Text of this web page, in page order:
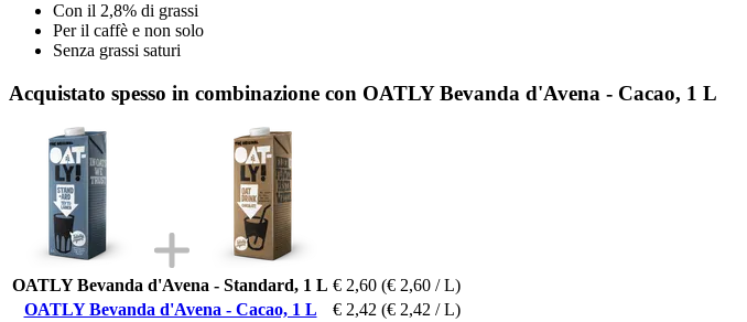
Con il 2,8% di grassi
Per il caffè e non solo
Senza grassi saturi
Acquistato spesso in combinazione con OATLY Bevanda d'Avena - Cacao, 1 L
OATLY Bevanda d'Avena - Standard, 1 L € 2,60 (€ 2,60 / L)
OATLY Bevanda d'Avena - Cacao, 1 L
€ 2,42 (€ 2,42 / L)